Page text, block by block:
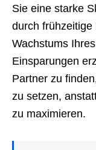
Sie eine starke
durch
Wachstums
Einsparungen
Partner zu
zu setzen,
zu maximieren.